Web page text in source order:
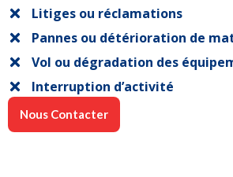
Litiges ou réclamations
Pannes ou détérioration de
Vol ou dégradation des
Interruption d’activité
Nous Contacter